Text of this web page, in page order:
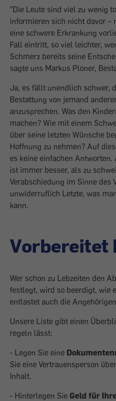
"Die Leute sind viel zu wenig
informieren sich nicht davor –
eine schwere Erkrankung
Fall eintritt, so viel leichter,
Schmerz bereits seine
sagte uns Markus Ploner,
Ja, es fällt unendlich schwer,
Bestattung von jemand
anzusprechen. Was den
machen? Wie mit einem
über seine letzten Wünsche
Hoffnung zu nehmen? Auf
es keine einfachen
ist immer besser, als zu
Verabschiedung im Sinne des
unwider­ruflich Letzte, was
kann.
Vorbereitet
Wer schon zu Lebzeiten den
festlegt, wird so beerdigt, wie
entlastet auch die
Unsere Liste gibt einen
regeln lässt:
- Legen Sie eine
Sie eine Vertrauensperson
Inhalt.
- Hinterlegen Sie Geld für